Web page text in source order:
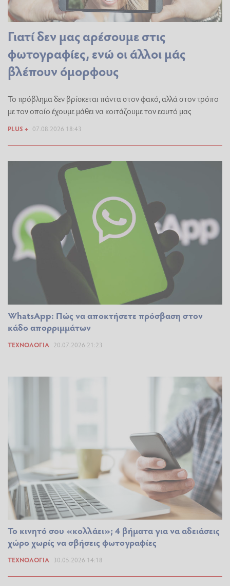
Γιατί δεν μας αρέσουμε στις
φωτογραφίες, ενώ οι άλλοι μάς
βλέπουν όμορφους
Το πρόβλημα δεν βρίσκεται πάντα στον φακό, αλλά στον τρόπο
με τον οποίο έχουμε μάθει να κοιτάζουμε τον εαυτό μας
PLUS + 07.08.2026 18:43
WhatsApp: Πώς να αποκτήσετε πρόσβαση στον
κάδο απορριμμάτων
ΤΕΧΝΟΛΟΓΊΑ 20.07.2026 21:23
Το κινητό σου «κολλάει»; 4 βήματα για να αδειάσεις
χώρο χωρίς να σβήσεις φωτογραφίες
ΤΕΧΝΟΛΟΓΊΑ 30.05.2026 14:18